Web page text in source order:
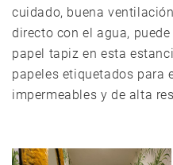
cuidado, buena
directo con el agua,
papel tapiz en esta
papeles etiquetados para
impermeables y de alta